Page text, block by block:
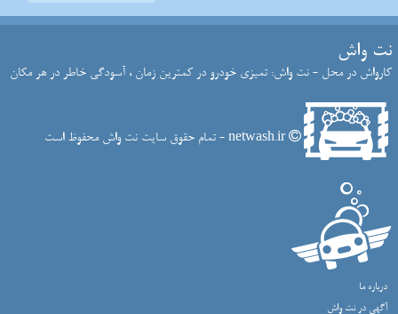
نت واش
کارواش در محل - نت واش: تمیزی خودرو در کمترین زمان ، آسودگی خاطر در هر مکان
netwash.ir - تمام حقوق سایت نت واش محفوظ است
درباره ما
آگهی در نت واش